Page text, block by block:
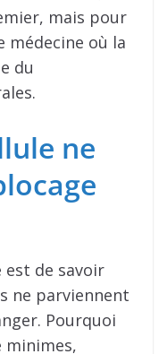
mais pour
médecine où la
du
ne
est de savoir
ne parviennent
Pourquoi
minimes,